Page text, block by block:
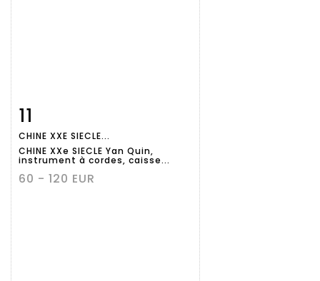
détaillée
11
CHINE XXE SIECLE...
CHINE XXe SIECLE Yan Quin,
instrument à cordes, caisse...
60 - 120 EUR